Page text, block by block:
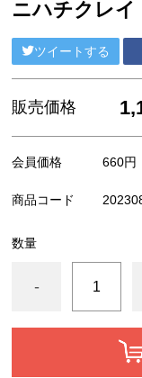
ニハチクレイ
ツイートする
販売価格
会員価格 660円
商品コード
数量
-